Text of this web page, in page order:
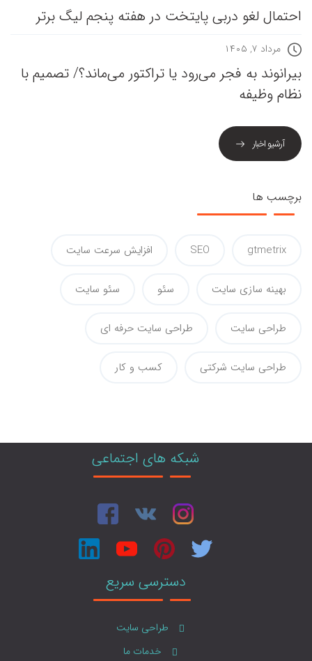
احتمال لغو دربی پایتخت در هفته پنجم لیگ برتر
مرداد ۷, ۱۴۰۵
بیرانوند به فجر می‌رود یا تراکتور می‌ماند؟/ تصمیم با
نظام وظیفه
آرشیو اخبار
برچسب ها
gtmetrix
SEO افزایش سرعت سایت
بهینه سازی سایت سئو سئو سایت
طراحی سایت طراحی سایت حرفه ای
طراحی سایت شرکتی کسب و کار
شبکه های اجتماعی
دسترسی سریع
طراحی سایت
خدمات ما